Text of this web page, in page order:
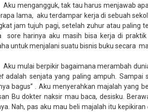
Aku mengangguk, tak tau harus menjawab
lama, aku terdampar kerja di sebuah
jam tujuh pagi, setelah zuhur atau paling
sore harinya aku masih bisa kerja di
untuk menjalani suatu bisnis buku secara
Aku mulai berpikir bagaimana merambah
adalah senjata yang paling ampuh. Sampai
bagus” . Aku menyerahkan majalah yang
Bu dokter naksir mau baca, desisku.
Nah, pas aku mau beli majalah itu kepikiran